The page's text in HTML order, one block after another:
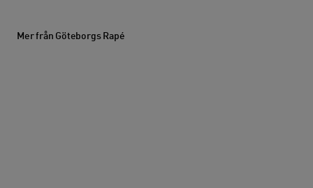
Mer från Göteborgs Rapé